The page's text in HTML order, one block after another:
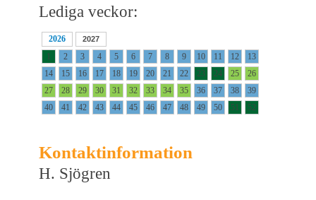
Lediga veckor:
2026 2027
1 2 3 4 5 6 7 8 9 10 11 12
13
14
15 16 17 18 19 20 21 22 23 24 25
26
27
28 29 30 31 32 33 34 35 36 37 38
39
40
41 42 43 44 45 46 47 48 49 50 51 52
Kontaktinformation
H. Sjögren